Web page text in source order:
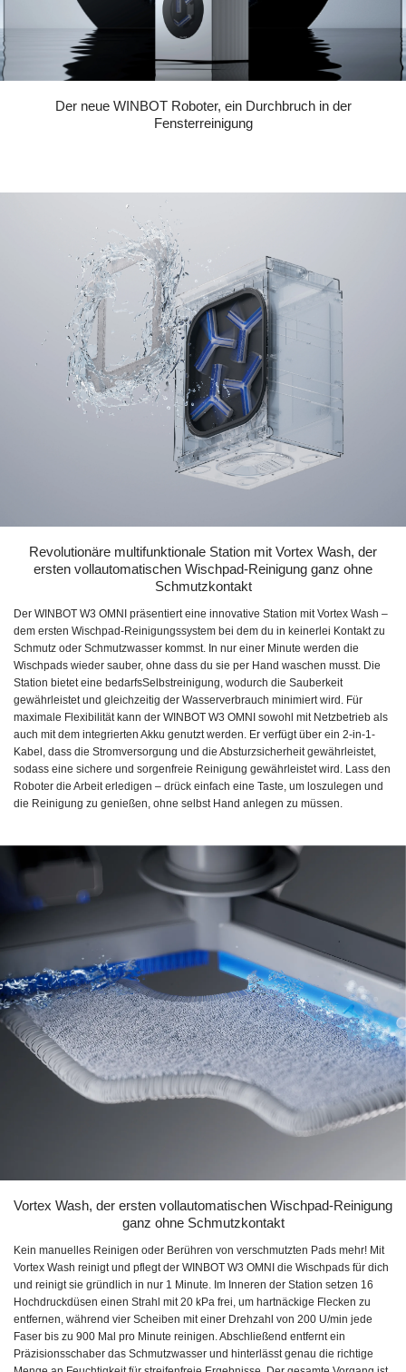
Der neue WINBOT Roboter, ein Durchbruch in der
Fensterreinigung
Revolutionäre multifunktionale Station mit Vortex Wash, der
ersten vollautomatischen Wischpad-Reinigung ganz ohne
Schmutzkontakt
Der WINBOT W3 OMNI präsentiert eine innovative Station mit Vortex Wash –
dem ersten Wischpad-Reinigungssystem bei dem du in keinerlei Kontakt zu
Schmutz oder Schmutzwasser kommst. In nur einer Minute werden die
Wischpads wieder sauber, ohne dass du sie per Hand waschen musst. Die
Station bietet eine bedarfsSelbstreinigung, wodurch die Sauberkeit
gewährleistet und gleichzeitig der Wasserverbrauch minimiert wird. Für
maximale Flexibilität kann der WINBOT W3 OMNI sowohl mit Netzbetrieb als
auch mit dem integrierten Akku genutzt werden. Er verfügt über ein 2-in-1-
Kabel, dass die Stromversorgung und die Absturzsicherheit gewährleistet,
sodass eine sichere und sorgenfreie Reinigung gewährleistet wird. Lass den
Roboter die Arbeit erledigen – drück einfach eine Taste, um loszulegen und
die Reinigung zu genießen, ohne selbst Hand anlegen zu müssen.
Vortex Wash, der ersten vollautomatischen Wischpad-Reinigung
ganz ohne Schmutzkontakt
Kein manuelles Reinigen oder Berühren von verschmutzten Pads mehr! Mit
Vortex Wash reinigt und pflegt der WINBOT W3 OMNI die Wischpads für dich
und reinigt sie gründlich in nur 1 Minute. Im Inneren der Station setzen 16
Hochdruckdüsen einen Strahl mit 20 kPa frei, um hartnäckige Flecken zu
entfernen, während vier Scheiben mit einer Drehzahl von 200 U/min jede
Faser bis zu 900 Mal pro Minute reinigen. Abschließend entfernt ein
Präzisionsschaber das Schmutzwasser und hinterlässt genau die richtige